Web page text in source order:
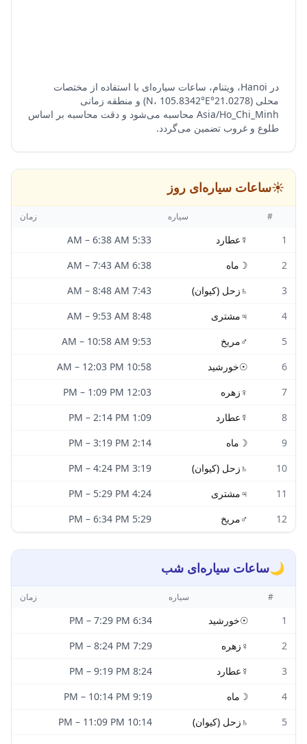
در Hanoi، ویتنام، ساعات سیاره‌ای با استفاده از مختصات
محلی (21.0278°N، 105.8342°E) و منطقه زمانی
Asia/Ho_Chi_Minh محاسبه می‌شود و دقت محاسبه بر اساس
طلوع و غروب تضمین می‌گردد.
☀️ساعات سیاره‌ای روز
# سیاره زمان
1
☿ عطارد 5:33 AM
– 6:38 AM
2
☽ ماه 6:38 AM
– 7:43 AM
3
♄ زحل (کیوان) 7:43 AM
– 8:48 AM
4
♃مشتری 8:48 AM
– 9:53 AM
5
♂مریخ 9:53 AM
– 10:58 AM
6
☉خورشید 10:58 AM
– 12:03 PM
7
♀ زهره 12:03 PM
– 1:09 PM
8
☿ عطارد 1:09 PM
– 2:14 PM
9
☽ ماه 2:14 PM
– 3:19 PM
10
♄ زحل (کیوان) 3:19 PM
– 4:24 PM
11
♃مشتری 4:24 PM
– 5:29 PM
12
♂مریخ 5:29 PM
– 6:34 PM
🌙ساعات سیاره‌ای شب
# سیاره زمان
1
☉خورشید 6:34 PM
– 7:29 PM
2
♀ زهره 7:29 PM
– 8:24 PM
3
☿ عطارد 8:24 PM
– 9:19 PM
4
☽ ماه 9:19 PM
– 10:14 PM
5
♄ زحل (کیوان) 10:14 PM
– 11:09 PM